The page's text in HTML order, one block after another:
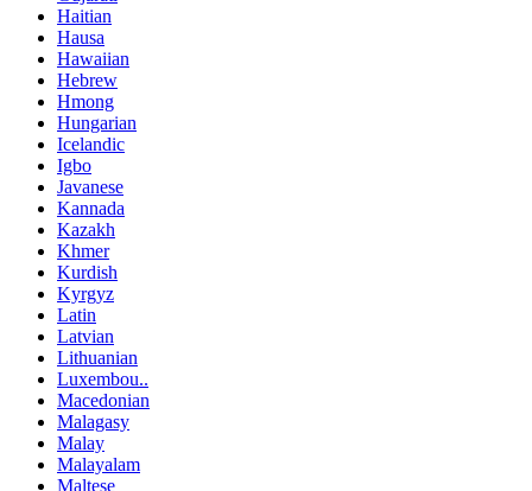
Haitian
Hausa
Hawaiian
Hebrew
Hmong
Hungarian
Icelandic
Igbo
Javanese
Kannada
Kazakh
Khmer
Kurdish
Kyrgyz
Latin
Latvian
Lithuanian
Luxembou..
Macedonian
Malagasy
Malay
Malayalam
Maltese